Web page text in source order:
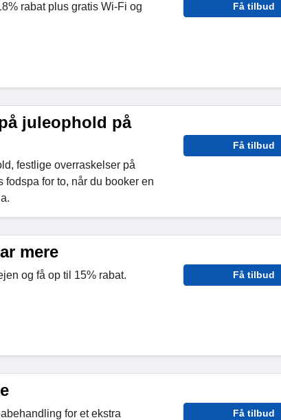
rabat plus gratis Wi-Fi og
Få tilbud
juleophold på
festlige overraskelser på
for to, når du booker en
Få tilbud
mere
og få op til 15% rabat. Få tilbud
for et ekstra
Få tilbud